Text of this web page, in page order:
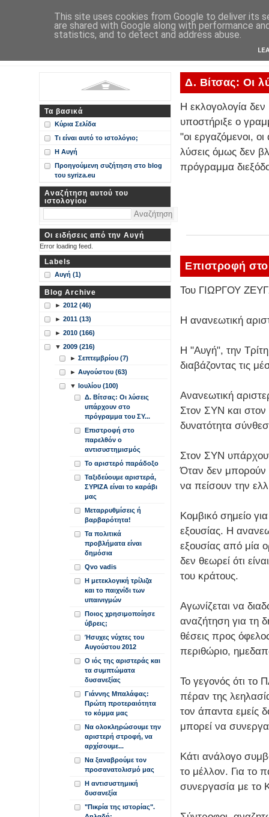
Ιστολόγιο Διαλόγου για
Περί ΣΥΝ, ΣΥΡΙΖΑ και ευρωεκλογικού αποτελέσματος:
Δ. Βίτσας: Οι
Η εκλογολογία δεν
υποστήριξε ο
"οι εργαζόμενοι,
λύσεις όμως δεν
πρόγραμμα
Επιστροφή
Του ΓΙΩΡΓΟΥ
Η ανανεωτική
Η "Αυγή", την Τρίτη
διαβάζοντας τις
Ανανεωτική
Στον ΣΥΝ και στον
δυνατότητα
Στον ΣΥΝ
Όταν δεν
να πείσουν την
Κομβικό σημείο
εξουσίας. Η
εξουσίας από μία
δεν θεωρεί ότι
του κράτους.
Αγωνίζεται να
αναζήτηση για τη
θέσεις προς
περιθώριο,
Το γεγονός ότι το
πέραν της
τον άπαντα εμείς
μπορεί να
Κάτι ανάλογο
το μέλλον. Για το
συνεργασία με το
Τα βασικά
Κύρια Σελίδα
Τι είναι αυτό το ιστολόγιο;
Η Αυγή
Προηγούμενη συζήτηση στο blog
του syriza.eu
Αναζήτηση αυτού του
ιστολογίου
Οι ειδήσεις από την Αυγή
Error loading feed.
Labels
Αυγή (1)
Blog Archive
► 2012 (46)
► 2011 (13)
► 2010 (166)
▼ 2009 (216)
► Σεπτεμβρίου (7)
► Αυγούστου (63)
▼ Ιουλίου (100)
Δ. Βίτσας: Οι λύσεις
υπάρχουν στο
πρόγραμμα του ΣΥ...
Επιστροφή στο
παρελθόν ο
αντισυστημισμός
Το αριστερό παράδοξο
Ταξιδεύουμε αριστερά,
ΣΥΡΙΖΑ είναι το καράβι
μας
Μεταρρυθμίσεις ή
βαρβαρότητα!
Τα πολιτικά
προβλήματα είναι
δημόσια
Qvo vadis
Η μετεκλογική τρίλιζα
και το παιχνίδι των
υπαινιγμών
Ποιος χρησιμοποίησε
ύβρεις;
Ήσυχες νύχτες του
Αυγούστου 2012
Ο ιός της αριστεράς και
τα συμπτώματα
δυσανεξίας
Γιάννης Μπαλάφας:
Πρώτη προτεραιότητα
το κόμμα μας
Να ολοκληρώσουμε την
αριστερή στροφή, να
αρχίσουμε...
Να ξαναβρούμε τον
προσανατολισμό μας
Η αντισυστημική
δυσανεξία
"Πικρία της ιστορίας".
This site uses cookies from Google to deliver its
are shared with Google along with performance
statistics, and to detect and address abuse.